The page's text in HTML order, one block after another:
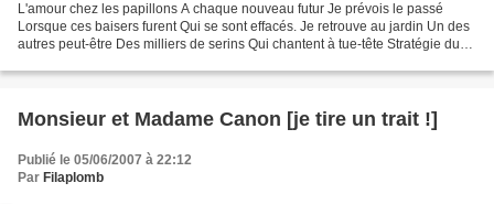
L'amour chez les papillons A chaque nouveau futur Je prévois le passé
Lorsque ces baisers furent Qui se sont effacés. Je retrouve au jardin Un des
autres peut-être Des milliers de serins Qui chantent à tue-tête Stratégie du
Monsieur et Madame Canon [je tire un trait !]
Publié le 05/06/2007 à 22:12
Par Filaplomb